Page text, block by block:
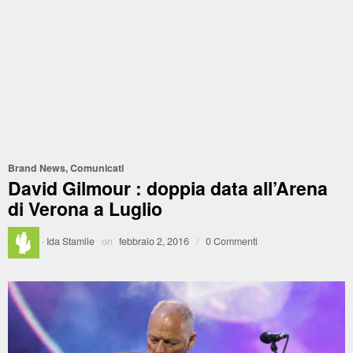
Brand News,Comunicati
David Gilmour : doppia data all’Arena
di Verona a Luglio
· Ida Stamile on febbraio 2, 2016 / 0 Commenti